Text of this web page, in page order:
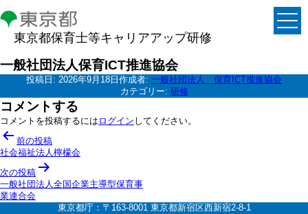
東京都保育士等キャリアアップ研修
一般社団法人保育ICT推進協会
投稿日: 2026年9月18日 作成者: 一般社団法人 保育ICT推進協会
カテゴリー: 研修
コメントする
コメントを投稿するには ログイン してください。
投
稿
ナ
ビ
ゲ
前の投稿
社会福祉法人檸檬会
次の投稿
一般社団法人全国企業主導型保育事
業連合会
東京都庁：〒163-8001 東京都新宿区西新宿2-8-1